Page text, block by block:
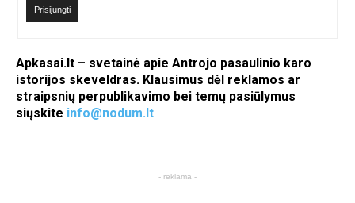
Prisijungti
Apkasai.lt – svetainė apie Antrojo pasaulinio karo
istorijos skeveldras. Klausimus dėl reklamos ar
straipsnių perpublikavimo bei temų pasiūlymus
siųskite info@nodum.lt
- reklama -